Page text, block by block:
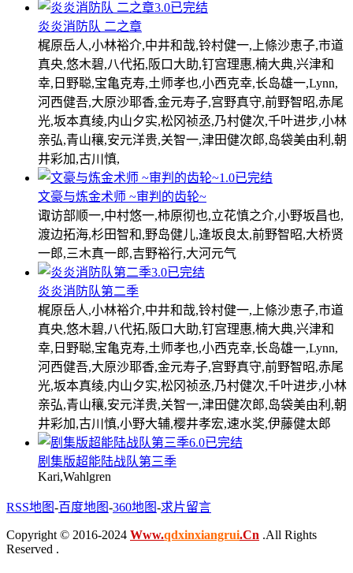
3.0已完结
炎炎消防队 二之章
梶原岳人,小林裕介,中井和哉,铃村健一,上條沙恵子,市道
真央,悠木碧,八代拓,阪口大助,钉宫理惠,楠大典,兴津和
幸,日野聪,宝亀克寿,土师孝也,小西克幸,长岛雄一,Lynn,
河西健吾,大原沙耶香,金元寿子,宫野真守,前野智昭,赤尾
光,坂本真绫,内山夕实,松冈祯丞,乃村健次,千叶进步,小林
亲弘,青山穰,安元洋贵,关智一,津田健次郎,岛袋美由利,朝
井彩加,古川慎,
1.0已完结
文豪与炼金术师 ~审判的齿轮~
诹访部顺一,中村悠一,柿原彻也,立花慎之介,小野坂昌也,
渡边拓海,杉田智和,野岛健儿,逢坂良太,前野智昭,大桥贤
一郎,三木真一郎,吉野裕行,大河元气
3.0已完结
炎炎消防队第二季
梶原岳人,小林裕介,中井和哉,铃村健一,上條沙恵子,市道
真央,悠木碧,八代拓,阪口大助,钉宫理惠,楠大典,兴津和
幸,日野聪,宝亀克寿,土师孝也,小西克幸,长岛雄一,Lynn,
河西健吾,大原沙耶香,金元寿子,宫野真守,前野智昭,赤尾
光,坂本真绫,内山夕实,松冈祯丞,乃村健次,千叶进步,小林
亲弘,青山穰,安元洋贵,关智一,津田健次郎,岛袋美由利,朝
井彩加,古川慎,小野大辅,樱井孝宏,速水奖,伊藤健太郎
6.0已完结
剧集版超能陆战队第三季
Kari,Wahlgren
RSS地图-百度地图-360地图-求片留言
Copyright © 2016-2024 Www.qdxinxiangrui.Cn .All Rights
Reserved .